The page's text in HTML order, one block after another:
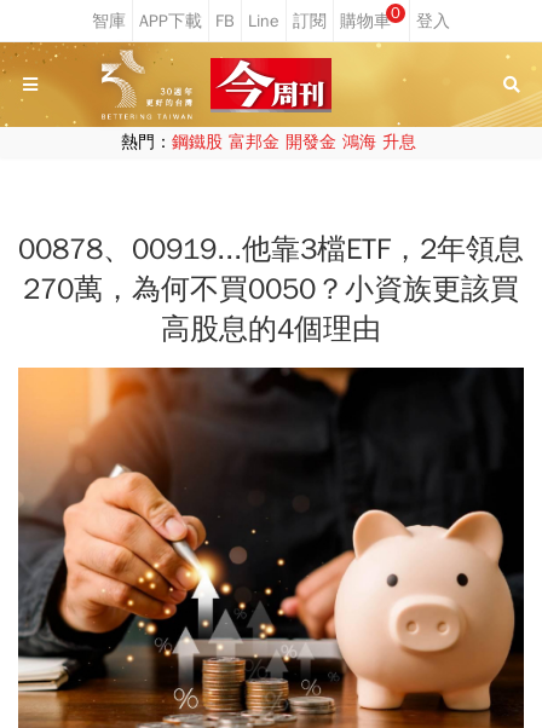
0
熱門： 鋼鐵股 富邦金 開發金 鴻海 升息
00878、00919...他靠3檔ETF，2年領息
270萬，為何不買0050？小資族更該買
高股息的4個理由